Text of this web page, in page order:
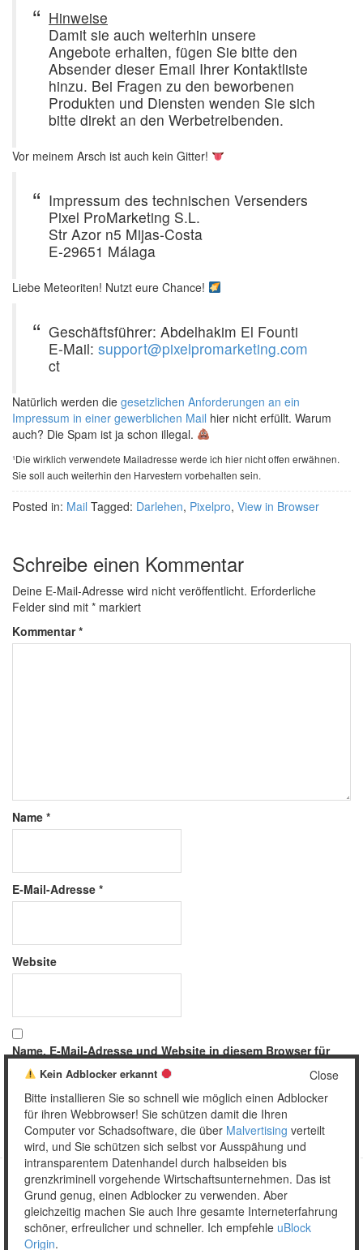
Hinweise
Damit sie auch weiterhin unsere
Angebote erhalten, fügen Sie bitte den
Absender dieser Email Ihrer Kontaktliste
hinzu. Bei Fragen zu den beworbenen
Produkten und Diensten wenden Sie sich
bitte direkt an den Werbetreibenden.
Vor meinem Arsch ist auch kein Gitter!
Impressum des technischen Versenders
Pixel ProMarketing S.L.
Str Azor n5 Mijas-Costa
E-29651 Málaga
Liebe Meteoriten! Nutzt eure Chance!
Geschäftsführer: Abdelhakim El Founti
E-Mail: support@pixelpromarketing.com
ct
Natürlich werden die gesetzlichen Anforderungen an ein
Impressum in einer gewerblichen Mail hier nicht erfüllt. Warum
auch? Die Spam ist ja schon illegal.
¹Die wirklich verwendete Mailadresse werde ich hier nicht offen erwähnen.
Sie soll auch weiterhin den Harvestern vorbehalten sein.
Posted in: Mail Tagged: Darlehen, Pixelpro, View in Browser
Schreibe einen Kommentar
Deine E-Mail-Adresse wird nicht veröffentlicht. Erforderliche
Felder sind mit * markiert
Kommentar*
Name *
E-Mail-Adresse *
Website
Name, E-Mail-Adresse und Website in diesem Browser für
meinen nächsten Kommentar speichern.
Copyright © 2026 Unser täglich Spam.
MobileWordPress Theme by themehall.com
Close
Kein Adblocker erkannt
Bitte installieren Sie so schnell wie möglich einen Adblocker
für ihren Webbrowser! Sie schützen damit die Ihren
Computer vor Schadsoftware, die über Malvertising verteilt
wird, und Sie schützen sich selbst vor Ausspähung und
intransparentem Datenhandel durch halbseiden bis
grenzkriminell vorgehende Wirtschaftsunternehmen. Das ist
Grund genug, einen Adblocker zu verwenden. Aber
gleichzeitig machen Sie auch Ihre gesamte Interneterfahrung
schöner, erfreulicher und schneller. Ich empfehle uBlock
Origin.